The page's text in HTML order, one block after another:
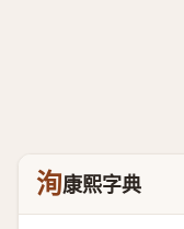
洵康熙字典